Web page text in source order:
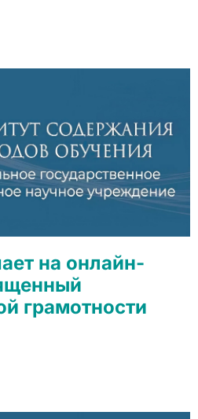
на онлайн-
грамотности